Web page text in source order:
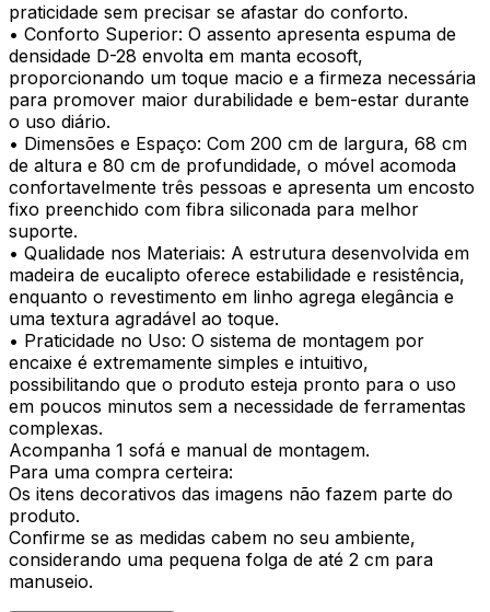
praticidade sem precisar se afastar do conforto.
• Conforto Superior: O assento apresenta espuma de
densidade D-28 envolta em manta ecosoft,
proporcionando um toque macio e a firmeza necessária
para promover maior durabilidade e bem-estar durante
o uso diário.
• Dimensões e Espaço: Com 200 cm de largura, 68 cm
de altura e 80 cm de profundidade, o móvel acomoda
confortavelmente três pessoas e apresenta um encosto
fixo preenchido com fibra siliconada para melhor
suporte.
• Qualidade nos Materiais: A estrutura desenvolvida em
madeira de eucalipto oferece estabilidade e resistência,
enquanto o revestimento em linho agrega elegância e
uma textura agradável ao toque.
• Praticidade no Uso: O sistema de montagem por
encaixe é extremamente simples e intuitivo,
possibilitando que o produto esteja pronto para o uso
em poucos minutos sem a necessidade de ferramentas
complexas.
Acompanha 1 sofá e manual de montagem.
Para uma compra certeira:
Os itens decorativos das imagens não fazem parte do
produto.
Confirme se as medidas cabem no seu ambiente,
considerando uma pequena folga de até 2 cm para
manuseio.